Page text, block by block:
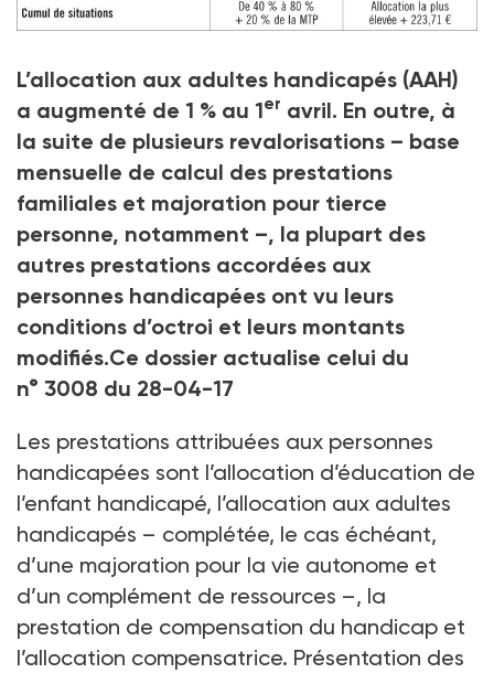
Crédit photo Meryem El Morsli
L’allocation aux adultes handicapés (AAH)
a augmenté de 1 % au 1er avril. En outre, à
la suite de plusieurs revalorisations – base
mensuelle de calcul des prestations
familiales et majoration pour tierce
personne, notamment –, la plupart des
autres prestations accordées aux
personnes handicapées ont vu leurs
conditions d’octroi et leurs montants
modifiés.Ce dossier actualise celui du
n° 3008 du 28-04-17
Les prestations attribuées aux personnes
handicapées sont l’allocation d’éducation de
l’enfant handicapé, l’allocation aux adultes
handicapés – complétée, le cas échéant,
d’une majoration pour la vie autonome et
d’un complément de ressources –, la
prestation de compensation du handicap et
l’allocation compensatrice. Présentation des